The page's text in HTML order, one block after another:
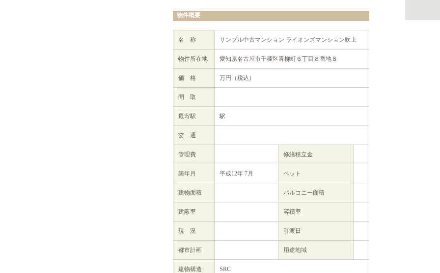
物件概要
名 称 サンプル中古マンション ライオンズマンション吹上
物件所在地 愛知県名古屋市千種区青柳町６丁目８番地８
価 格 万円（税込）
間 取
最寄駅 駅
交 通
管理費 修繕積立金
築年月 平成12年 7月 ペット
建物面積 バルコニー面積
建蔽率 容積率
現 況 引渡日
都市計画 用途地域
建物構造
SRC